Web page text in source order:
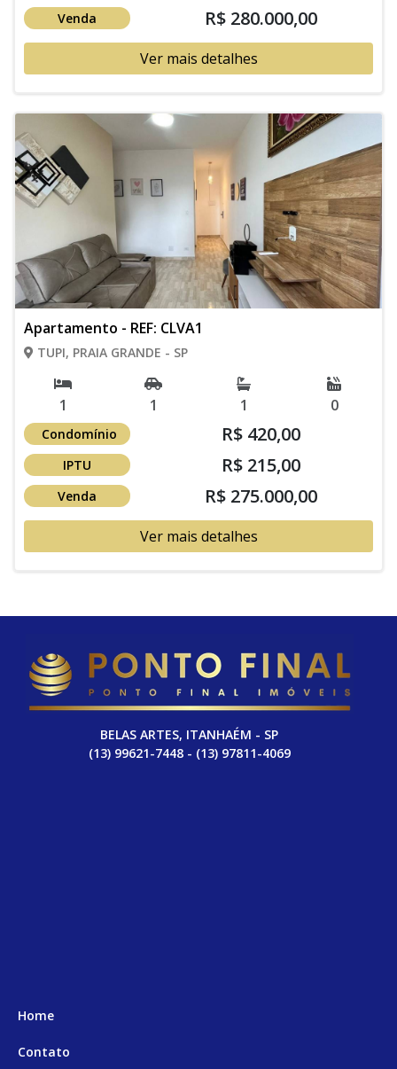
Venda R$ 280.000,00
Ver mais detalhes
Apartamento - REF: CLVA1
TUPI, PRAIA GRANDE - SP
1 1 1 0
Condomínio R$ 420,00
IPTU R$ 215,00
Venda R$ 275.000,00
Ver mais detalhes
BELAS ARTES, ITANHAÉM - SP
(13) 99621-7448 - (13) 97811-4069
Home
Contato